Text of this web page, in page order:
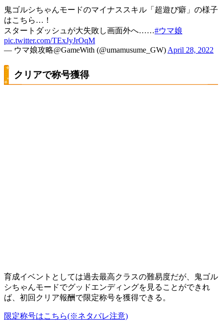
鬼ゴルシちゃんモードのマイナススキル「超遊び癖」の様子
はこちら…！
スタートダッシュが大失敗し画面外へ……#ウマ娘
pic.twitter.com/TExJyJrOqM
— ウマ娘攻略@GameWith (@umamusume_GW) April 28, 2022
クリアで称号獲得
育成イベントとしては過去最高クラスの難易度だが、鬼ゴル
シちゃんモードでグッドエンディングを見ることができれ
ば、初回クリア報酬で限定称号を獲得できる。
限定称号はこちら(※ネタバレ注意)